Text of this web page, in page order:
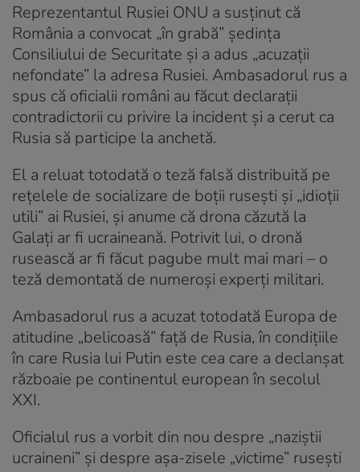
Reprezentantul Rusiei ONU a susținut că
România a convocat „în grabă” şedinţa
Consiliului de Securitate şi a adus „acuzaţii
nefondate” la adresa Rusiei. Ambasadorul rus a
spus că oficialii români au făcut declaraţii
contradictorii cu privire la incident şi a cerut ca
Rusia să participe la anchetă.
El a reluat totodată o teză falsă distribuită pe
rețelele de socializare de boții rusești și „idioții
utili” ai Rusiei, și anume că drona căzută la
Galați ar fi ucraineană. Potrivit lui, o dronă
rusească ar fi făcut pagube mult mai mari – o
teză demontată de numeroși experți militari.
Ambasadorul rus a acuzat totodată Europa de
atitudine „belicoasă” față de Rusia, în condițiile
în care Rusia lui Putin este cea care a declanșat
războaie pe continentul european în secolul
XXI.
Oficialul rus a vorbit din nou despre „naziştii
ucraineni” şi despre așa-zisele „victime” ruseşti